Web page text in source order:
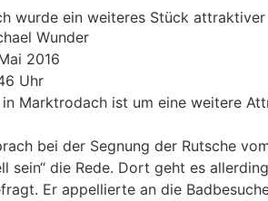
wurde ein weiteres Stück attraktiver
Wunder
2016
Uhr
Marktrodach ist um eine weitere
bei der Segnung der Rutsche
sein“ die Rede. Dort geht es
Er appellierte an die